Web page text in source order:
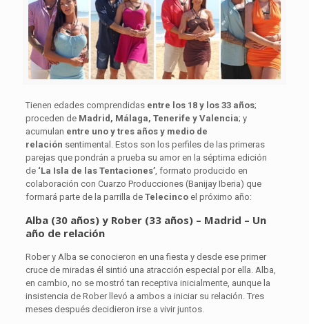
Tienen edades comprendidas entre los 18 y los 33 años;
proceden de Madrid, Málaga, Tenerife y Valencia; y
acumulan entre uno y tres años y medio de
relación sentimental. Estos son los perfiles de las primeras
parejas que pondrán a prueba su amor en la séptima edición
de ‘La Isla de las Tentaciones’, formato producido en
colaboración con Cuarzo Producciones (Banijay Iberia) que
formará parte de la parrilla de Telecincoel próximo año:
Alba (30 años) y Rober (33 años) – Madrid – Un
año de relación
Rober y Alba se conocieron en una fiesta y desde ese primer
cruce de miradas él sintió una atracción especial por ella. Alba,
en cambio, no se mostró tan receptiva inicialmente, aunque la
insistencia de Rober llevó a ambos a iniciar su relación. Tres
meses después decidieron irse a vivir juntos.